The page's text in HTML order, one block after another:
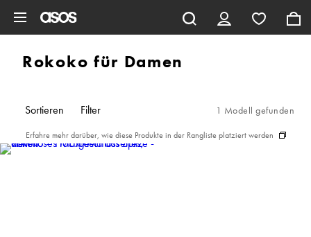
Rokoko für Damen
Sortieren Filter 1 Modell gefunden
Erfahre mehr darüber, wie diese Produkte in der Rangliste platziert werden